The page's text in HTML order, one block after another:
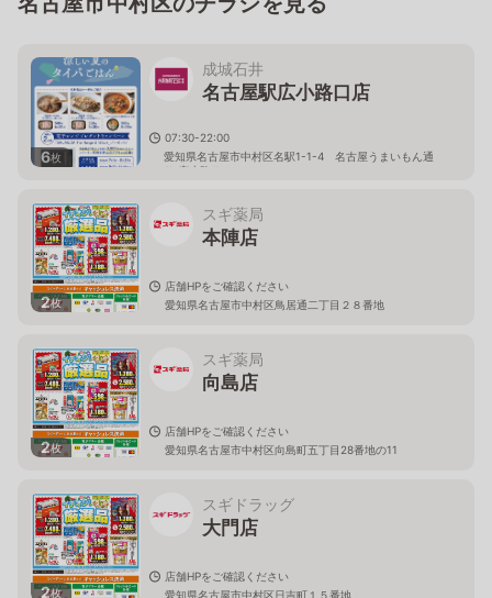
6枚
成城石井
名古屋駅広小路口店
07:30-22:00
愛知県名古屋市中村区名駅1-1-4 名古屋うまいもん通
り 広小路口
2枚
スギ薬局
本陣店
店舗HPをご確認ください
愛知県名古屋市中村区鳥居通二丁目２８番地
2枚
スギ薬局
向島店
店舗HPをご確認ください
愛知県名古屋市中村区向島町五丁目28番地の11
2枚
スギドラッグ
大門店
店舗HPをご確認ください
愛知県名古屋市中村区日吉町１５番地